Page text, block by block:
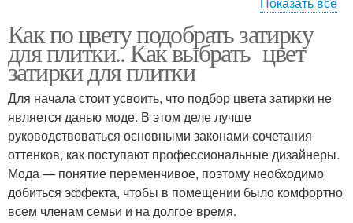
Затирка для плитки Затирки для серой
Затирки для швов Цементные затирки
Затирка для
керамогранита
Затирки для зеленой
Как по цвету подобрать затирку
для плитки.. Как выбрать цвет
затирки для плитки
Для начала стоит усвоить, что подбор цвета затирки не
является данью моде. В этом деле лучше
руководствоваться основными законами сочетания
оттенков, как поступают профессиональные дизайнеры.
Мода — понятие переменчивое, поэтому необходимо
добиться эффекта, чтобы в помещении было комфортно
всем членам семьи и на долгое время.